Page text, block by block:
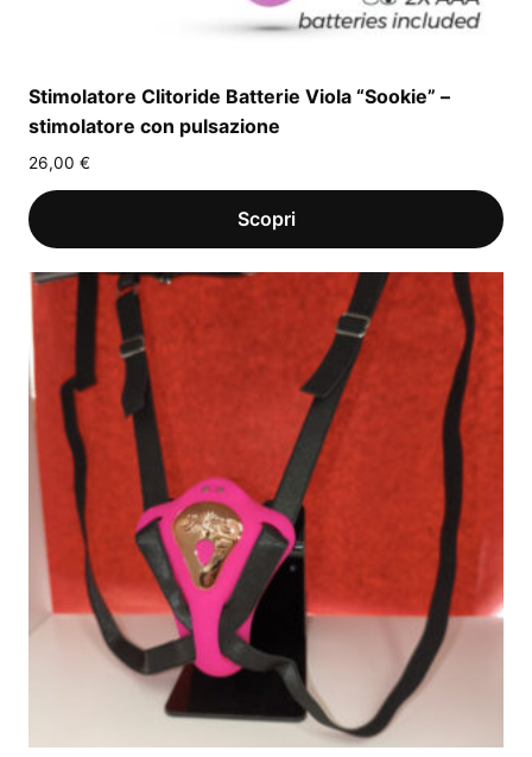
Stimolatore Clitoride Batterie Viola “Sookie” –
stimolatore con pulsazione
26,00 €